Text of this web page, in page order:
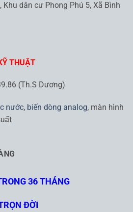
Khu dân cư Phong Phú 5, Xã Bình
THUẬT
(Th.S Dương)
nước, biến dòng analog, màn hình
36 THÁNG
ĐỜI